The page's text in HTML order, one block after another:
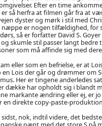
Efter en time
er så herfra at filmen går fra at
dyster og mørk i stil med
næppe er nogen tilfældighed, for
så er forfatter David S.
skumle stil passer langt bedre
som må affinde sig med
eller som en befrielse, er at
Lois der går og drømmer om
Her er tingene anderledes
dække har opholdt sig i blandt
markante ændring eller ej, er
en direkte copy-paste-
nok, indtil videre, det